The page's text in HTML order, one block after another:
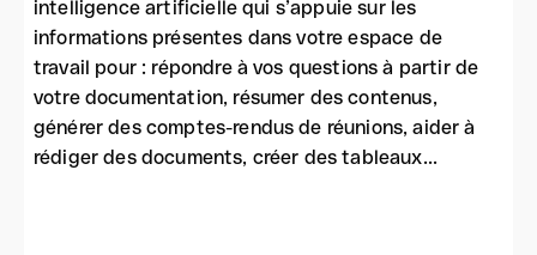
intelligence artificielle qui s’appuie sur les
informations présentes dans votre espace de
travail pour : répondre à vos questions à partir de
votre documentation, résumer des contenus,
générer des comptes-rendus de réunions, aider à
rédiger des documents, créer des tableaux...